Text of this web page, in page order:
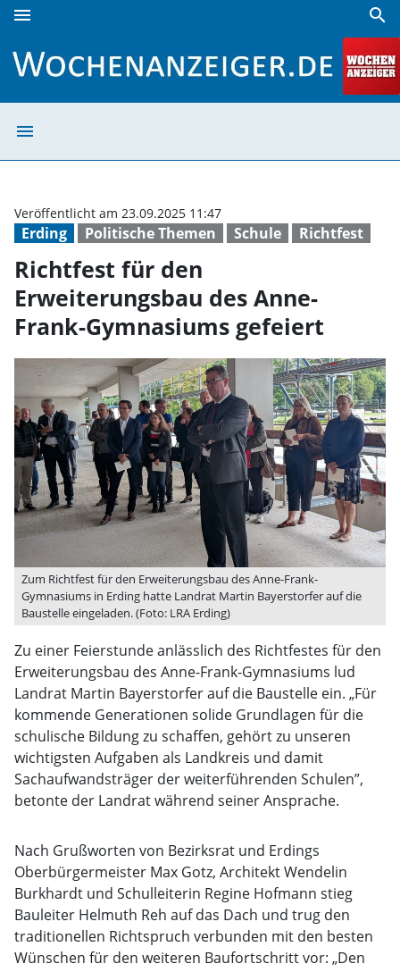
menu search
menu
Erding Politische Themen Schule Richtfest
Veröffentlicht am 23.09.2025 11:47
Richtfest für den
Erweiterungsbau des Anne-
Frank-Gymnasiums gefeiert
Zum Richtfest für den Erweiterungsbau des Anne-Frank-
Gymnasiums in Erding hatte Landrat Martin Bayerstorfer auf die
Baustelle eingeladen. (Foto: LRA Erding)
Zu einer Feierstunde anlässlich des Richtfestes für den
Erweiterungsbau des Anne-Frank-Gymnasiums lud
Landrat Martin Bayerstorfer auf die Baustelle ein. „Für
kommende Generationen solide Grundlagen für die
schulische Bildung zu schaffen, gehört zu unseren
wichtigsten Aufgaben als Landkreis und damit
Sachaufwandsträger der weiterführenden Schulen”,
betonte der Landrat während seiner Ansprache.
Nach Grußworten von Bezirksrat und Erdings
Oberbürgermeister Max Gotz, Architekt Wendelin
Burkhardt und Schulleiterin Regine Hofmann stieg
Bauleiter Helmuth Reh auf das Dach und trug den
traditionellen Richtspruch verbunden mit den besten
Wünschen für den weiteren Baufortschritt vor: „Den